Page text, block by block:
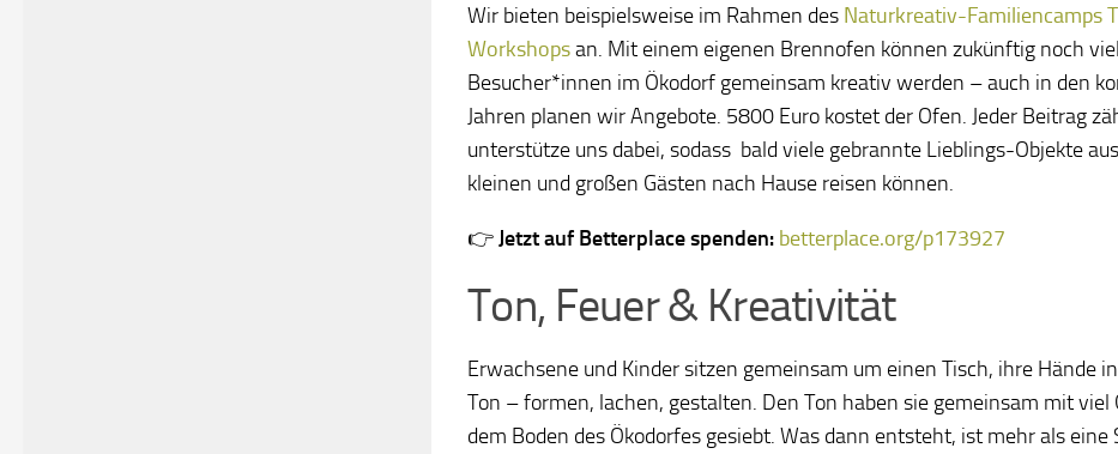
Wir bieten beispielsweise im Rahmen des Naturkreativ-Familiencamps
Workshopsan. Mit einem eigenen Brennofen können zukünftig noch
Besucher*innen im Ökodorf gemeinsam kreativ werden – auch in den
Jahren planen wir Angebote. 5800 Euro kostet der Ofen. Jeder Beitrag
unterstütze uns dabei, sodass bald viele gebrannte Lieblings-Objekte
kleinen und großen Gästen nach Hause reisen können.
👉Jetzt auf Betterplace spenden: betterplace.org/p173927
Ton, Feuer & Kreativität
Erwachsene und Kinder sitzen gemeinsam um einen Tisch, ihre Hände
Ton – formen, lachen, gestalten. Den Ton haben sie gemeinsam mit viel
dem Boden des Ökodorfes gesiebt. Was dann entsteht, ist mehr als eine